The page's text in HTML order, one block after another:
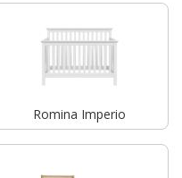
Romina Imperio